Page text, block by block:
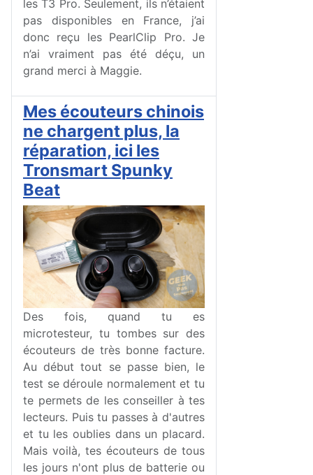
les T3 Pro. Seulement, ils n’étaient
pas disponibles en France, j’ai
donc reçu les PearlClip Pro. Je
n’ai vraiment pas été déçu, un
grand merci à Maggie.
Mes écouteurs chinois
ne chargent plus, la
réparation, ici les
Tronsmart Spunky
Beat
Des fois, quand tu es
microtesteur, tu tombes sur des
écouteurs de très bonne facture.
Au début tout se passe bien, le
test se déroule normalement et tu
te permets de les conseiller à tes
lecteurs. Puis tu passes à d'autres
et tu les oublies dans un placard.
Mais voilà, tes écouteurs de tous
les jours n'ont plus de batterie ou